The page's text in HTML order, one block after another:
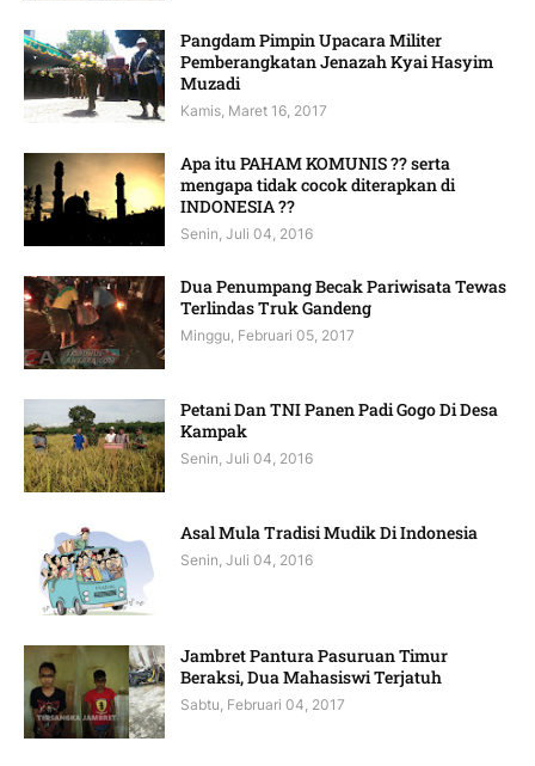
Pangdam Pimpin Upacara Militer
Pemberangkatan Jenazah Kyai Hasyim
Muzadi
Kamis, Maret 16, 2017
Apa itu PAHAM KOMUNIS ?? serta
mengapa tidak cocok diterapkan di
INDONESIA ??
Senin, Juli 04, 2016
Dua Penumpang Becak Pariwisata Tewas
Terlindas Truk Gandeng
Minggu, Februari 05, 2017
Petani Dan TNI Panen Padi Gogo Di Desa
Kampak
Senin, Juli 04, 2016
Asal Mula Tradisi Mudik Di Indonesia
Senin, Juli 04, 2016
Jambret Pantura Pasuruan Timur
Beraksi, Dua Mahasiswi Terjatuh
Sabtu, Februari 04, 2017